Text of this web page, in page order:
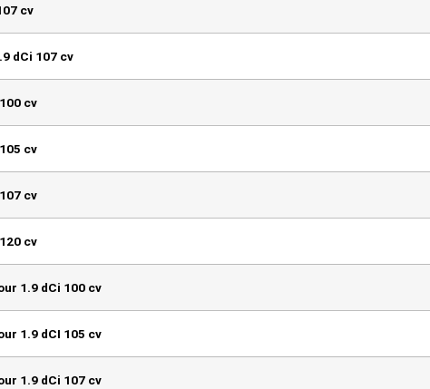
cv
dCi 107 cv
cv
cv
cv
cv
1.9 dCi 100 cv
1.9 dCI 105 cv
1.9 dCi 107 cv